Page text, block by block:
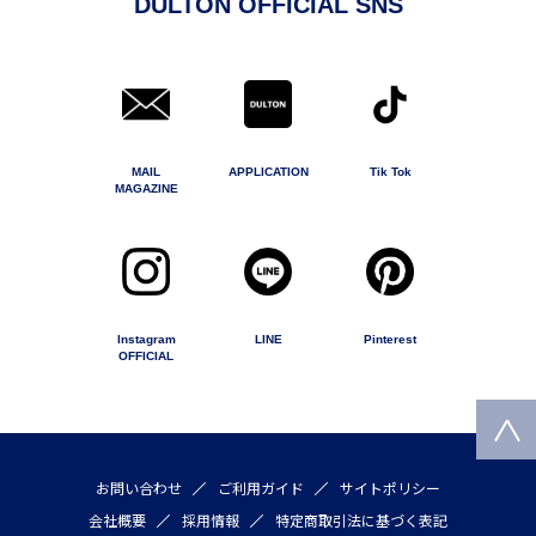
MAIL
MAGAZINE
APPLICATION Tik Tok
Instagram
OFFICIAL
LINE Pinterest
お問い合わせ ご利用ガイド
サイトポリシー
会社概要
採用情報 特定商取引法に基づく表記